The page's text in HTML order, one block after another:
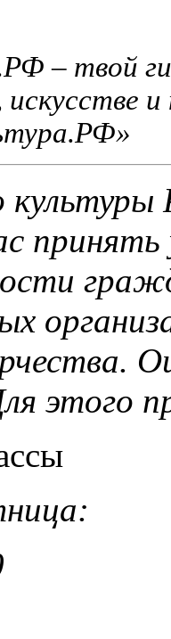
– твой
принять
этого